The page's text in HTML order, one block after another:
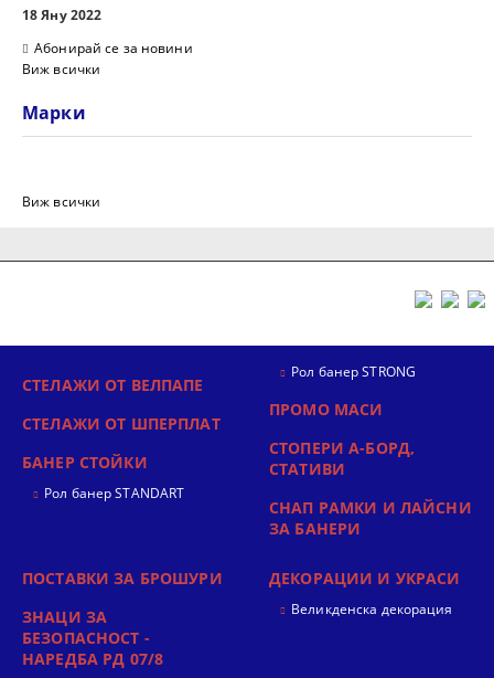
18 Яну 2022
Абонирай се за новини
Виж всички
Марки
Виж всички
СТЕЛАЖИ ОТ ВЕЛПАПЕ
СТЕЛАЖИ ОТ ШПЕРПЛАТ
БАНЕР СТОЙКИ
Рол банер STANDART
Рол банер STRONG
ПРОМО МАСИ
СТОПЕРИ А-БОРД,
СТАТИВИ
СНАП РАМКИ И ЛАЙСНИ
ЗА БАНЕРИ
ПОСТАВКИ ЗА БРОШУРИ
ЗНАЦИ ЗА
БЕЗОПАСНОСТ -
НАРЕДБА РД 07/8
ДЕКОРАЦИИ И УКРАСИ
Великденска декорация